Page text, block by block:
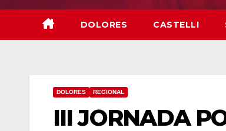
DOLORES CASTELLI
DOLORES REGIONAL
III JORNADA